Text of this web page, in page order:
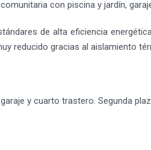
con piscina y jardín,
de alta eficiencia
reducido gracias al aislamiento
y cuarto trastero. Segunda